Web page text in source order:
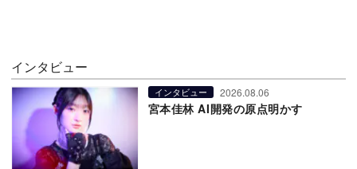
インタビュー
インタビュー 2026.08.06
宮本佳林 AI開発の原点明かす